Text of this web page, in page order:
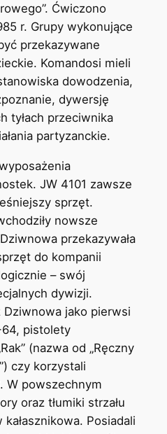
Ćwiczono
r. Grupy wykonujące
przekazywane
Komandosi mieli
dowodzenia,
dywersję
tyłach przeciwnika
partyzanckie.
JW 4101 zawsze
sprzęt.
nowsze
przekazywała
do kompanii
– swój
dywizji.
jako pierwsi
pistolety
(nazwa od „Ręczny
czy korzystali
W powszechnym
oraz tłumiki strzału
Posiadali